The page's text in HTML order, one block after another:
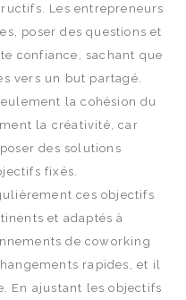
Les entrepreneurs
poser des questions et
confiance, sachant que
vers un but partagé.
la cohésion du
la créativité, car
des solutions
fixés.
ces objectifs
et adaptés à
de coworking
rapides, et il
En ajustant les objectifs